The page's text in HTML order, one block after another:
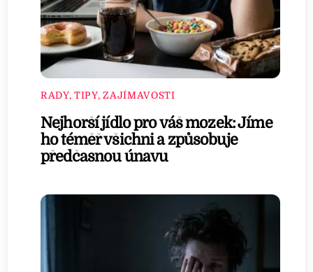
RADY, TIPY, ZAJÍMAVOSTI
Nejhorší jídlo pro váš mozek: Jíme
ho téměř všichni a způsobuje
předčasnou únavu